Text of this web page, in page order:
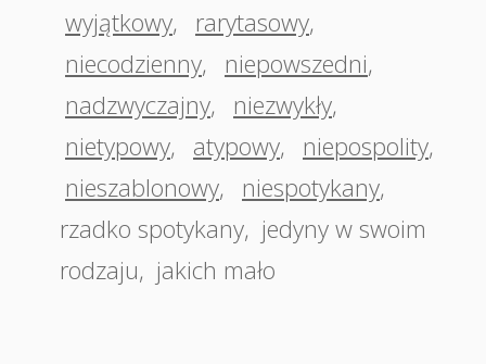
wyjątkowy, rarytasowy,
niecodzienny, niepowszedni,
nadzwyczajny, niezwykły,
nietypowy, atypowy, niepospolity,
nieszablonowy, niespotykany,
rzadko spotykany, jedyny w swoim
rodzaju, jakich mało